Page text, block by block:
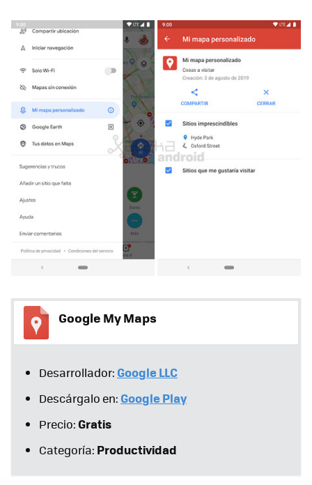
Google My Maps
Desarrollador: Google LLC
Descárgalo en: Google Play
Precio:Gratis
Categoría: Productividad